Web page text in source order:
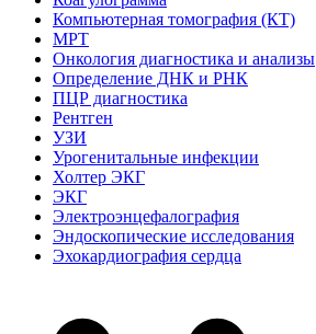
Компьютерная томография (КТ)
МРТ
Онкология диагностика и анализы
Определение ДНК и РНК
ПЦР диагностика
Рентген
УЗИ
Урогенитальные инфекции
Холтер ЭКГ
ЭКГ
Электроэнцефалография
Эндоскопические исследования
Эхокардиография сердца